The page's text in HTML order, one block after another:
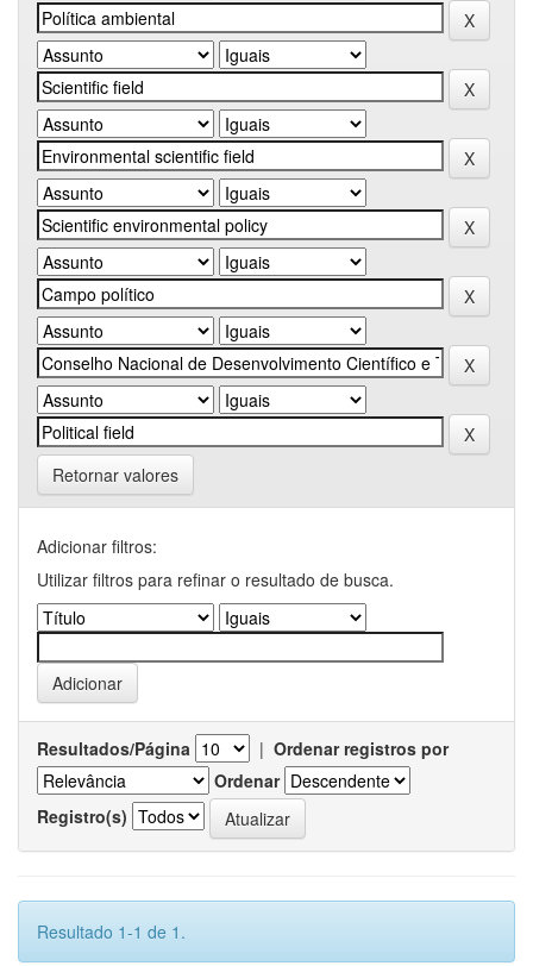
Retornar valores
Adicionar filtros:
Utilizar filtros para refinar o resultado de busca.
Resultados/Página | Ordenar registros por
Ordenar
Registro(s)
Resultado 1-1 de 1.